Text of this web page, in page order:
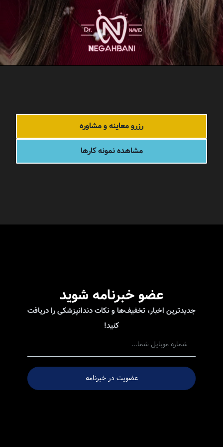
رزرو معاینه و مشاوره
مشاهده نمونه کارها
عضو خبرنامه شوید
اخبار، تخفیف‌ها و نکات دندانپزشکی را دریافت
عضویت در خبرنامه